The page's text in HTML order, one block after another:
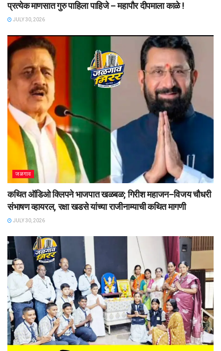
प्रत्येक माणसात गुरु पाहिला पाहिजे – महापौर दीपमाला काळे !
JULY 30, 2026
जळगाव
कथित ऑडिओ क्लिपने भाजपात खळबळ; गिरीश महाजन–विजय चौधरी
संभाषण व्हायरल, रक्षा खडसे यांच्या राजीनाम्याची कथित मागणी
JULY 30, 2026